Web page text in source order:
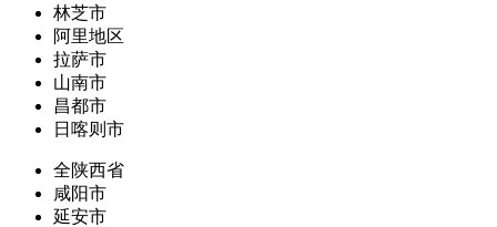
林芝市
阿里地区
拉萨市
山南市
昌都市
日喀则市
全陕西省
咸阳市
延安市